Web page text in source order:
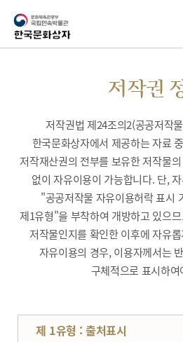
저작권
저작권법 제24조의2(공공저작
한국문화상자에서 제공하는 자료
저작재산권의 전부를 보유한 저작물
없이 자유이용이 가능합니다. 단,
"공공저작물 자유이용허락 표시
제1유형"을 부착하여 개방하고 있으
저작물인지를 확인한 이후에 자유
자유이용의 경우, 이용자께서는
구체적으로 표시하
제 1유형 : 출처표시